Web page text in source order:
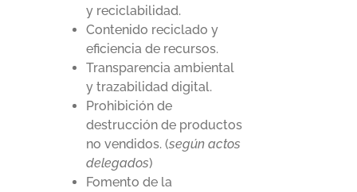
y reciclabilidad.
Contenido reciclado y
eficiencia de recursos.
Transparencia ambiental
y trazabilidad digital.
Prohibición de
destrucción de productos
no vendidos. (según actos
delegados)
Fomento de la